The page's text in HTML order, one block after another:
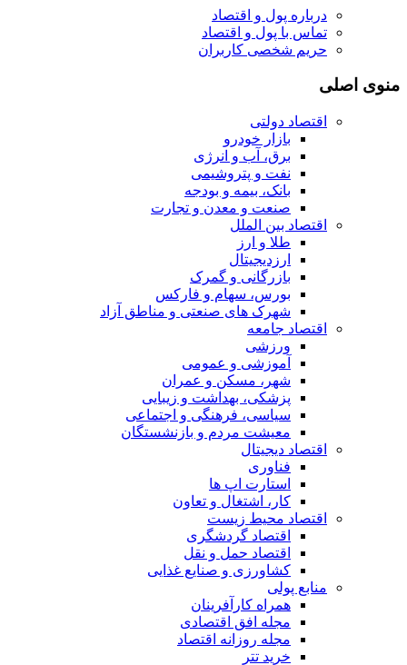
درباره پول و اقتصاد
تماس با پول و اقتصاد
حریم شخصی کاربران
منوی اصلی
اقتصاد دولتی
بازار خودرو
برق، آب و انرژی
نفت و پتروشیمی
بانک، بیمه و بودجه
صنعت و معدن و تجارت
اقتصاد بین الملل
طلا و ارز
ارزدیجیتال
بازرگانی و گمرک
بورس، سهام و فارکس
شهرک های صنعتی و مناطق آزاد
اقتصاد جامعه
ورزشی
آموزشی و عمومی
شهر، مسکن و عمران
پزشکی، بهداشت و زیبایی
سیاسی، فرهنگی و اجتماعی
معیشت مردم و بازنشستگان
اقتصاد دیجیتال
فناوری
استارت اپ ها
کار، اشتغال و تعاون
اقتصاد محیط زیست
اقتصاد گردشگری
اقتصاد حمل و نقل
کشاورزی و صنایع غذایی
منابع پولی
همراه کارآفرینان
مجله افق اقتصادی
مجله روزانه اقتصاد
خرید تتر